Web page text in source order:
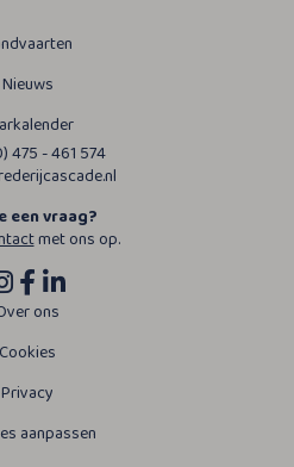
Nieuws
475 - 461 574
een vraag?
met ons op.
ons
Cookies
Privacy
aanpassen